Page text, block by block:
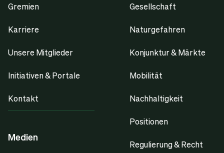
Gremien
Karriere
Unsere Mitglieder
Initiativen & Portale
Kontakt
Medien
Gesellschaft
Naturgefahren
Konjunktur & Märkte
Mobilität
Nachhaltigkeit
Positionen
Regulierung & Recht